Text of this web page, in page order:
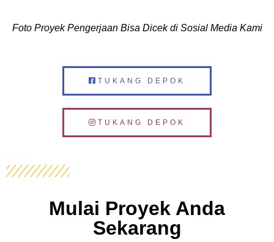
Foto Proyek Pengerjaan Bisa Dicek di Sosial Media Kami
TUKANG DEPOK
TUKANG DEPOK
Mulai Proyek Anda
Sekarang